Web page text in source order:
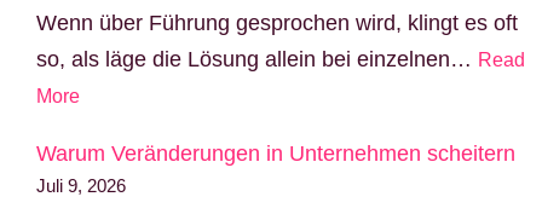
Wenn über Führung gesprochen wird, klingt es oft
so, als läge die Lösung allein bei einzelnen… Read
More
Warum Veränderungen in Unternehmen scheitern
Juli 9, 2026